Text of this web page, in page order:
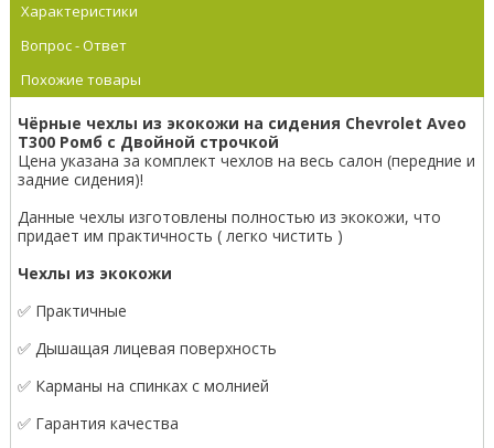
Характеристики
Вопрос - Ответ
Похожие товары
Чёрные чехлы из экокожи на сидения Chevrolet Aveo
T300 Ромб с Двойной строчкой
Цена указана за комплект чехлов на весь салон (передние и
задние сидения)!
Данные чехлы изготовлены полностью из экокожи, что
придает им практичность ( легко чистить )
Чехлы из экокожи
✅ Практичные
✅ Дышащая лицевая поверхность
✅ Карманы на спинках с молнией
✅ Гарантия качества